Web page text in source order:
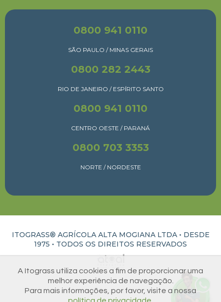
0800 941 0110
SÃO PAULO / MINAS GERAIS
0800 282 2443
RIO DE JANEIRO / ESPÍRITO SANTO
0800 941 0110
CENTRO OESTE / PARANÁ
0800 703 3353
NORTE / NORDESTE
ITOGRASS® AGRÍCOLA ALTA MOGIANA LTDA • DESDE
1975 • TODOS OS DIREITOS RESERVADOS
A Itograss utiliza cookies a fim de proporcionar uma
melhor experiência de navegação.
Para mais informações, por favor, visite a nossa